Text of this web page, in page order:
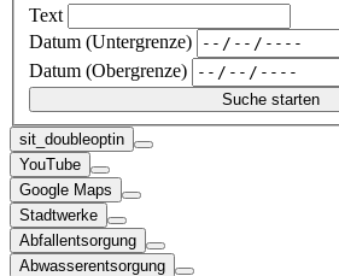
Text
Datum (Untergrenze)
Datum (Obergrenze)
sit_doubleoptin
YouTube
Google Maps
Stadtwerke
Abfallentsorgung
Abwasserentsorgung